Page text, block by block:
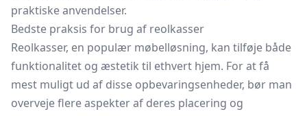
praktiske anvendelser.
Bedste praksis for brug af reolkasser
Reolkasser, en populær møbelløsning, kan tilføje både
funktionalitet og æstetik til ethvert hjem. For at få
mest muligt ud af disse opbevaringsenheder, bør man
overveje flere aspekter af deres placering og